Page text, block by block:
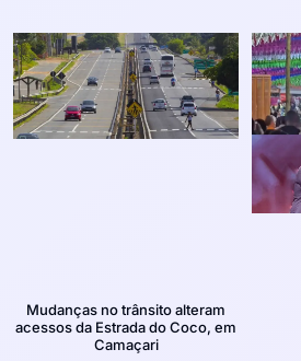
Mudanças no trânsito alteram
acessos da Estrada do Coco, em
Camaçari